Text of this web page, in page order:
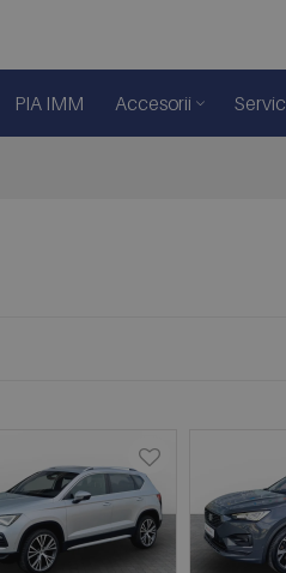
PIA IMM Accesorii